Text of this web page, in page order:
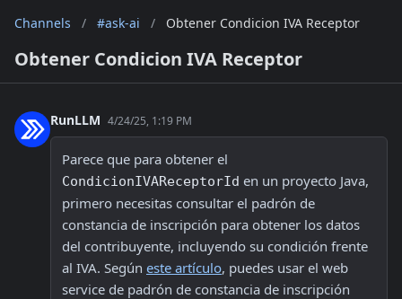
Channels / #ask-ai / Obtener Condicion IVA Receptor
Obtener Condicion IVA Receptor
RunLLM 4/24/25, 1:19 PM
CondicionIVAReceptorId en un proyecto Java,
primero necesitas consultar el padrón de
constancia de inscripción para obtener los datos
del contribuyente, incluyendo su condición frente
al IVA. Según este artículo, puedes usar el web
service de padrón de constancia de inscripción